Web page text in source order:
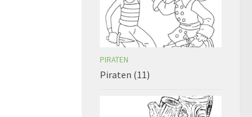
PIRATEN
Piraten (11)